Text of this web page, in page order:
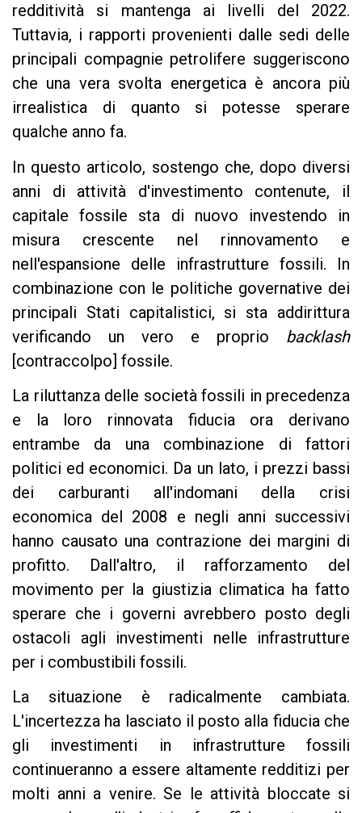
redditività si mantenga ai livelli del 2022.
Tuttavia, i rapporti provenienti dalle sedi delle
principali compagnie petrolifere suggeriscono
che una vera svolta energetica è ancora più
irrealistica di quanto si potesse sperare
qualche anno fa.
In questo articolo, sostengo che, dopo diversi
anni di attività d'investimento contenute, il
capitale fossile sta di nuovo investendo in
misura crescente nel rinnovamento e
nell'espansione delle infrastrutture fossili. In
combinazione con le politiche governative dei
principali Stati capitalistici, si sta addirittura
verificando un vero e proprio backlash
[contraccolpo] fossile.
La riluttanza delle società fossili in precedenza
e la loro rinnovata fiducia ora derivano
entrambe da una combinazione di fattori
politici ed economici. Da un lato, i prezzi bassi
dei carburanti all'indomani della crisi
economica del 2008 e negli anni successivi
hanno causato una contrazione dei margini di
profitto. Dall'altro, il rafforzamento del
movimento per la giustizia climatica ha fatto
sperare che i governi avrebbero posto degli
ostacoli agli investimenti nelle infrastrutture
per i combustibili fossili.
La situazione è radicalmente cambiata.
L'incertezza ha lasciato il posto alla fiducia che
gli investimenti in infrastrutture fossili
continueranno a essere altamente redditizi per
molti anni a venire. Se le attività bloccate si